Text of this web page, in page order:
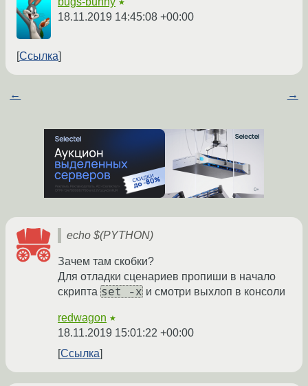
★
18.11.2019 14:45:08 +00:00
Ссылка
← →
echo $(PYTHON)
Зачем там скобки?
Для отладки сценариев пропиши в начало
скрипта set -x и смотри выхлоп в консоли
redwagon ★
18.11.2019 15:01:22 +00:00
Ссылка